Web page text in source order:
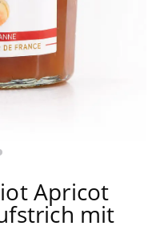
Apricot
mit